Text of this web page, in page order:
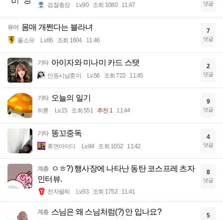
검찰총장 Lv.90 조회 1080 11:47 댓글
유머 몸매 개쩐다는 블라녀
풀소유 Lv.86 조회 1604 11:46
7
댓글
기타 아이자와 미나미 카드 스탯
안동시남훈이 Lv.56 조회 722 11:45
2
댓글
기타 오늘의 일기
히롣 Lv.15 조회 551 추천 1 11:44
9
댓글
기타 똥꼬중독
휴면아이디 Lv.84 조회 1052 11:42
4
댓글
계층
ㅇㅎ?) 행사장에 나타난 동탄 코스프레 츠자
인터뷰.
전자팔찌 Lv.93 조회 1752 11:41
8
댓글
계층 스님은 왜 스님처럼(?) 안 입나요? 5